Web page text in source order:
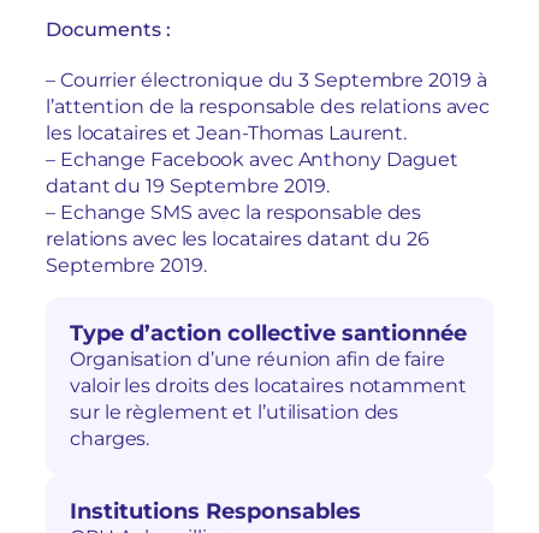
Documents :
– Courrier électronique du 3 Septembre 2019 à
l’attention de la responsable des relations avec
les locataires et Jean-Thomas Laurent.
– Echange Facebook avec Anthony Daguet
datant du 19 Septembre 2019.
– Echange SMS avec la responsable des
relations avec les locataires datant du 26
Septembre 2019.
Type d’action collective santionnée
Organisation d’une réunion afin de faire
valoir les droits des locataires notamment
sur le règlement et l’utilisation des
charges.
Institutions Responsables